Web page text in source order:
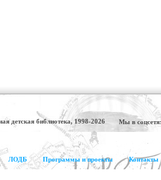
детская библиотека, 1998-2026 Мы в
ЛОДБ Программы и проекты Контакты